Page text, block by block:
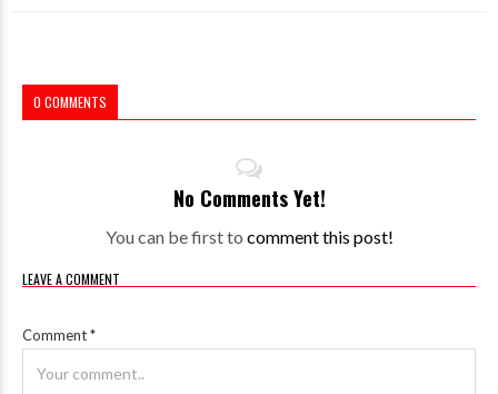
0 COMMENTS
No Comments Yet!
You can be first to comment this post!
LEAVE A COMMENT
Comment*